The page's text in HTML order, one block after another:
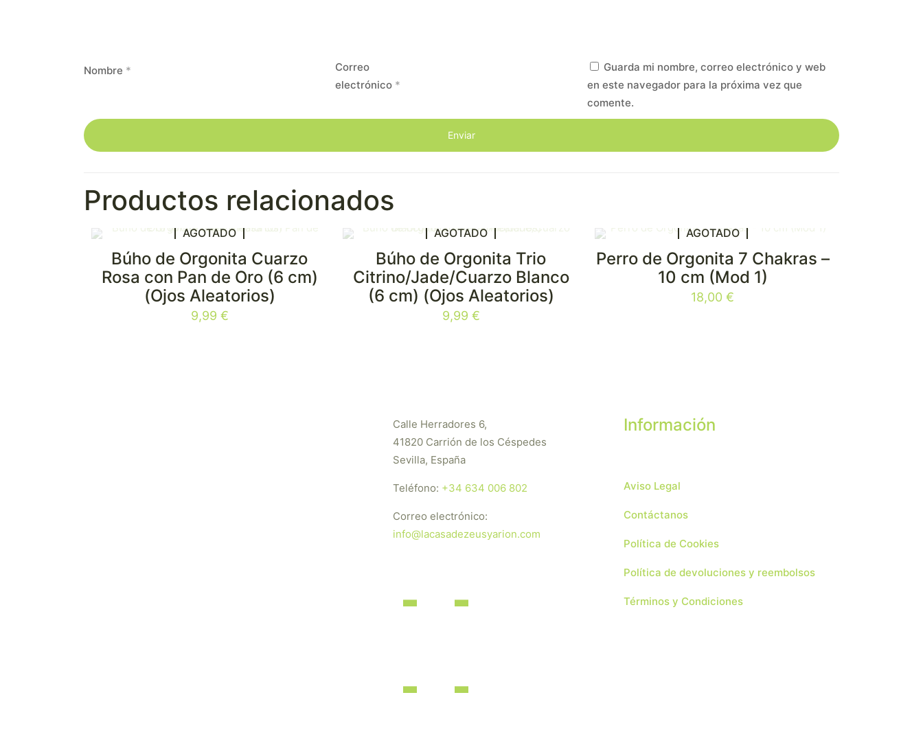
Nombre *
Correo
electrónico *
Guarda mi nombre, correo electrónico y web
en este navegador para la próxima vez que
comente.
Productos relacionados
AGOTADO
Búho de Orgonita Cuarzo
Rosa con Pan de Oro (6 cm)
(Ojos Aleatorios)
9,99 €
AGOTADO
Búho de Orgonita Trio
Citrino/Jade/Cuarzo Blanco
(6 cm) (Ojos Aleatorios)
9,99 €
AGOTADO
Perro de Orgonita 7 Chakras –
10 cm (Mod 1)
18,00€
Calle Herradores 6,
41820 Carrión de los Céspedes
Sevilla, España
Teléfono: +34 634 006 802
Correo electrónico:
info@lacasadezeusyarion.com
Información
Aviso Legal
Contáctanos
Política de Cookies
Política de devoluciones y reembolsos
Términos y Condiciones